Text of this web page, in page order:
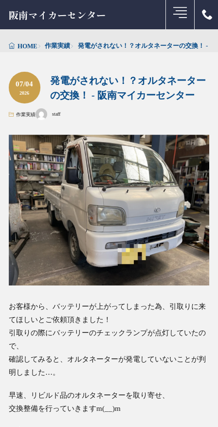
阪南マイカーセンター
HOME 作業実績 発電がされない！？オルタネーターの交換！ -
07/04
2026
発電がされない！？オルタネーター
の交換！ - 阪南マイカーセンター
作業実績 staff
お客様から、バッテリーが上がってしまった為、引取りに来
てほしいとご依頼頂きました！
引取りの際にバッテリーのチェックランプが点灯していたの
で、
確認してみると、オルタネーターが発電していないことが判
明しました…。
早速、リビルド品のオルタネーターを取り寄せ、
交換整備を行っていきますm(__)m